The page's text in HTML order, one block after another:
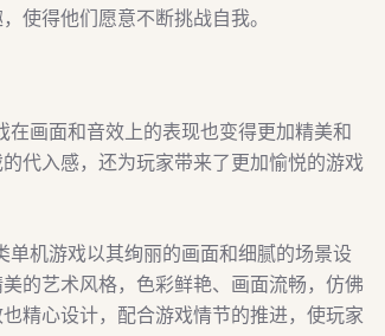
使得他们愿意不断挑战自我。
画面和音效上的表现也变得更加精美和
代入感，还为玩家带来了更加愉悦的游戏
机游戏以其绚丽的画面和细腻的场景设
的艺术风格，色彩鲜艳、画面流畅，仿佛
精心设计，配合游戏情节的推进，使玩家